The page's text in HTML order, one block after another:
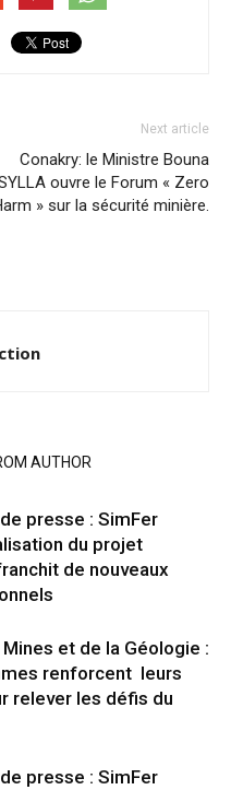
Next article
Conakry: le Ministre Bouna
ouvre le Forum « Zero
» sur la sécurité minière.
AUTHOR
presse : SimFer
du projet
de nouveaux
et de la Géologie :
renforcent leurs
relever les défis du
presse : SimFer